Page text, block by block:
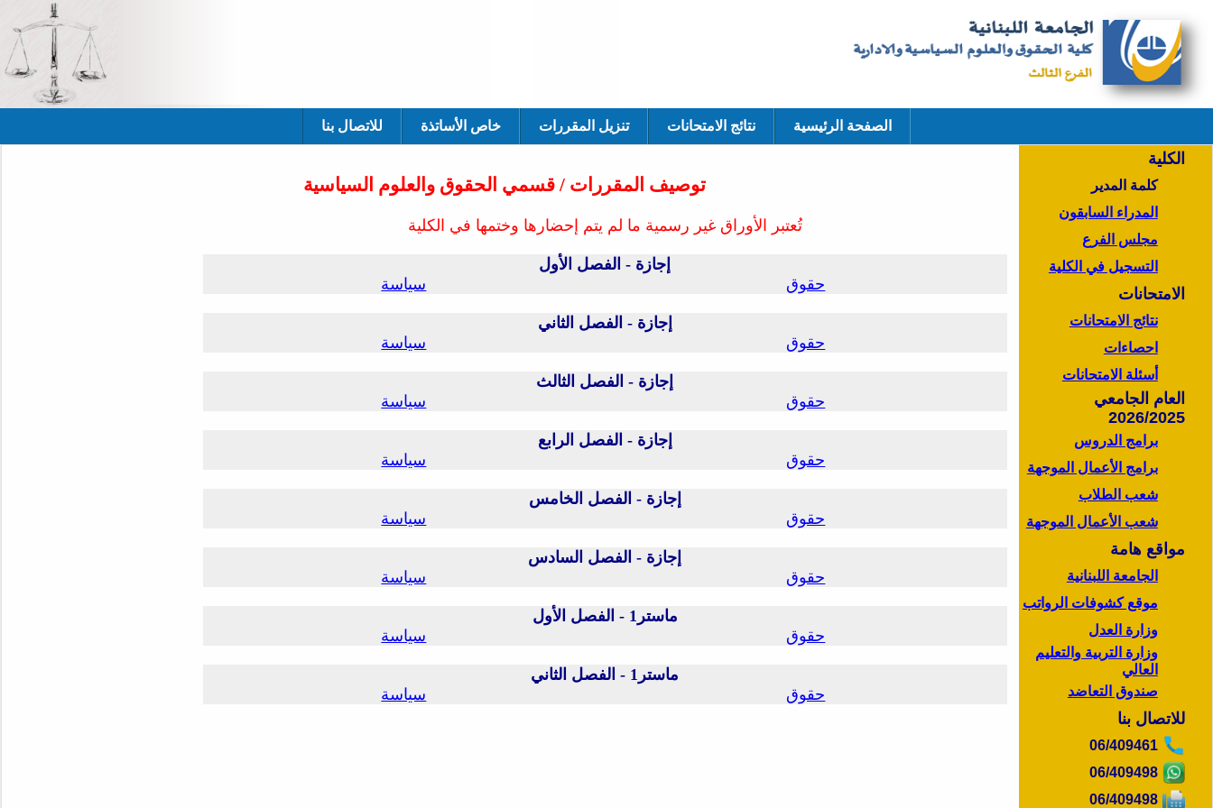
الصفحة الرئيسية نتائج الامتحانات تنزيل المقررات خاص الأساتذة للاتصال بنا
الكلية
كلمة المدير
المدراء السابقون
مجلس الفرع
التسجيل في الكلية
الامتحانات
نتائج الامتحانات
احصاءات
أسئلة الامتحانات
العام الجامعي
2026/2025
برامج الدروس
برامج الأعمال الموجهة
شعب الطلاب
شعب الأعمال الموجهة
مواقع هامة
الجامعة اللبنانية
موقع كشوفات الرواتب
وزارة العدل
وزارة التربية والتعليم
العالي
صندوق التعاضد
للاتصال بنا
06/409461
06/409498
06/409498
توصيف المقررات / قسمي الحقوق والعلوم السياسية
تُعتبر الأوراق غير رسمية ما لم يتم إحضارها وختمها في الكلية
إجازة - الفصل الأول
حقوق
سياسة
إجازة - الفصل الثاني
حقوق
سياسة
إجازة - الفصل الثالث
حقوق
سياسة
إجازة - الفصل الرابع
حقوق
سياسة
إجازة - الفصل الخامس
حقوق
سياسة
إجازة - الفصل السادس
حقوق
سياسة
ماستر1 - الفصل الأول
حقوق
سياسة
ماستر1 - الفصل الثاني
حقوق
سياسة